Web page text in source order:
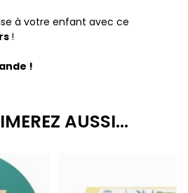
à votre enfant avec ce
!
!
AUSSI...